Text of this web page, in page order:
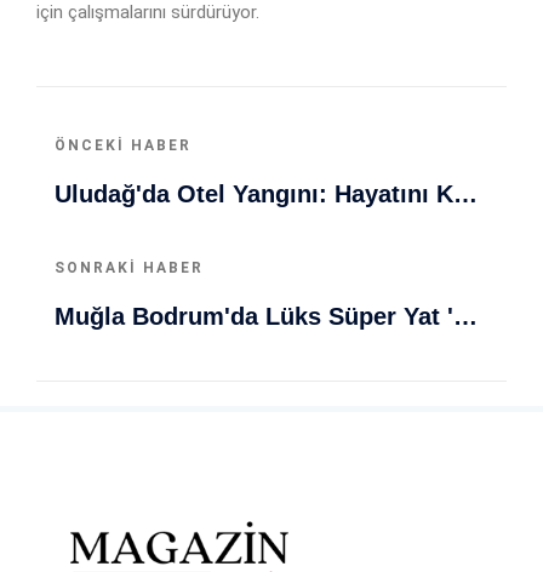
için çalışmalarını sürdürüyor.
ÖNCEKI HABER
Uludağ'da Otel Yangını: Hayatını Kaybedenler Ve Olayın Detayları
SONRAKI HABER
Muğla Bodrum'da Lüks Süper Yat 'Golden Odyssey' Demirledi